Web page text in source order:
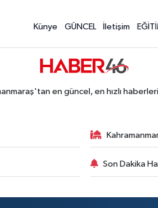
Künye GÜNCEL İletişim
en güncel, en hızlı
Son Dakika